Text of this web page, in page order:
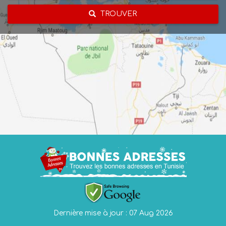
TROUVER
Dernière mise à jour : 07 Aug 2026